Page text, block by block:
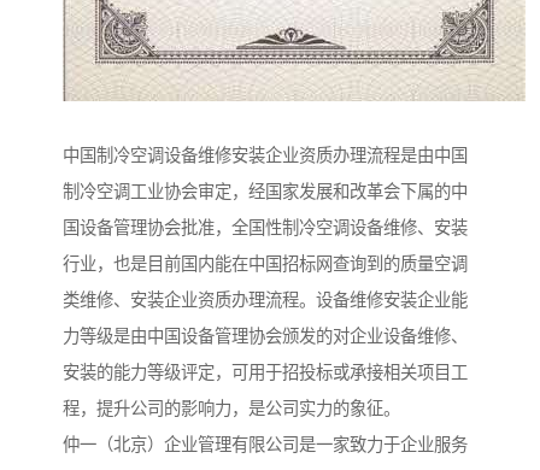
中国制冷空调设备维修安装企业资质办理流程是由中国
制冷空调工业协会审定，经国家发展和改革会下属的中
国设备管理协会批准，全国性制冷空调设备维修、安装
行业，也是目前国内能在中国招标网查询到的质量空调
类维修、安装企业资质办理流程。设备维修安装企业能
力等级是由中国设备管理协会颁发的对企业设备维修、
安装的能力等级评定，可用于招投标或承接相关项目工
程，提升公司的影响力，是公司实力的象征。
仲一（北京）企业管理有限公司是一家致力于企业服务